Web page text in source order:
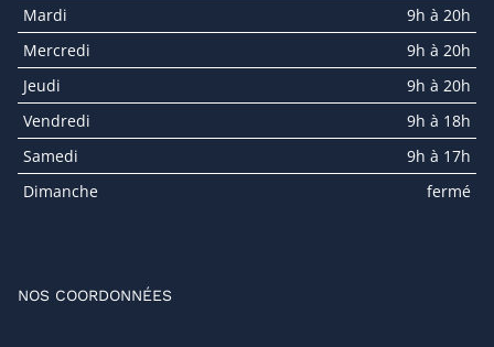
Mardi
9h à 20h
Mercredi
9h à 20h
Jeudi
9h à 20h
Vendredi
9h à 18h
Samedi
9h à 17h
Dimanche
fermé
NOS COORDONNÉES